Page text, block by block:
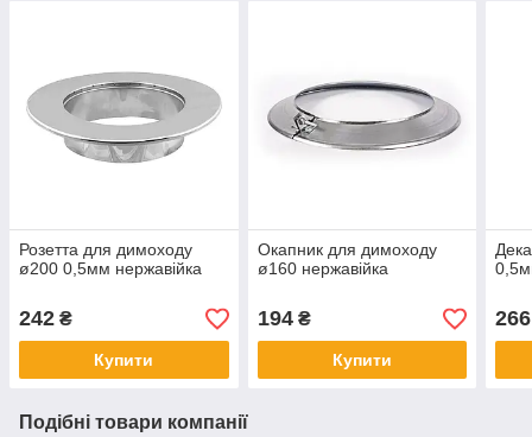
Розетта для димоходу
ø200 0,5мм нержавійка
242 ₴
Купити
Окапник для димоходу
ø160 нержавійка
194₴
Купити
266
Подібні товари компанії